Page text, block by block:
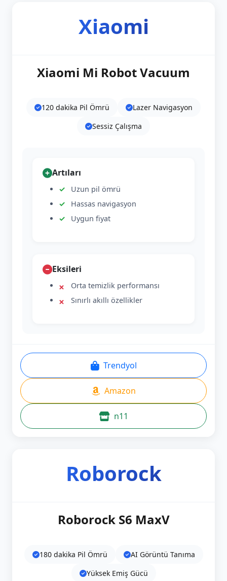
Xiaomi
Xiaomi Mi Robot Vacuum
120 dakika Pil Ömrü
Lazer Navigasyon
Sessiz Çalışma
Artıları
Uzun pil ömrü
Hassas navigasyon
Uygun fiyat
Eksileri
Orta temizlik performansı
Sınırlı akıllı özellikler
Trendyol
Amazon
n11
Roborock
Roborock S6 MaxV
180 dakika Pil Ömrü
AI Görüntü Tanıma
Yüksek Emiş Gücü